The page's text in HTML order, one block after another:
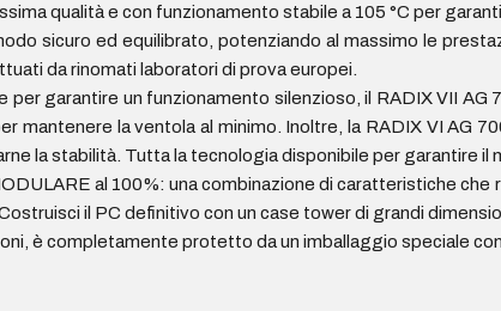
qualità e con funzionamento stabile a 105 °C per
sicuro ed equilibrato, potenziando al massimo le
da rinomati laboratori di prova europei.
garantire un funzionamento silenzioso, il RADIX VII
la ventola al minimo. Inoltre, la RADIX VI AG
la stabilità. Tutta la tecnologia disponibile per garantire il
al 100%: una combinazione di caratteristiche che
il PC definitivo con un case tower di grandi
è completamente protetto da un imballaggio speciale